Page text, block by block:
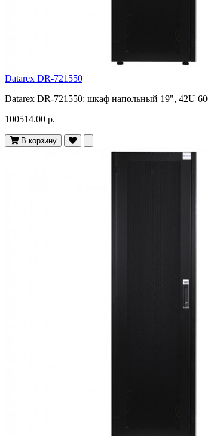
Datarex DR-721550
Datarex DR-721550: шкаф напольный 19", 42U
100514.00 р.
В корзину